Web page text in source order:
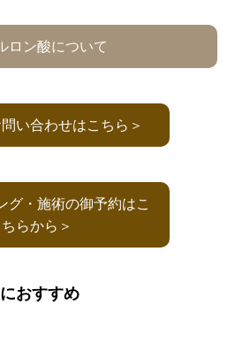
ロン酸について
い合わせはこちら＞
グ・施術の御予約はこ
ちらから＞
おすすめ